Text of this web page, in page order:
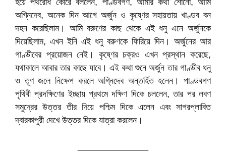
হয়ে পথরোধ কোরে বললেন, পাণ্ডবগণ, আমার কথা শোনো, আমি
অগ্নিদেব, অনেক দিন আগে অর্জুন ও কৃষ্ণের সহায়তায় খাণ্ডব বন
দহন করেছিলাম। আমি বরুণের কাছ থেকে এই ধনু এনে অর্জুনকে
দিয়েছিলাম, এখন ইনি এই ধনু বরুণকে ফিরিয়ে দিন। অর্জুনের আর
গাণ্ডীবের প্রয়োজন নেই। কৃষ্ণের চক্রও এখন প্রস্থান করেছে,
যথাকালে আবার তার কাছে যাবে। এই কথা শুনে অর্জুন তার গাণ্ডীব ধনু
ও তূণ জলে নিক্ষেপ করলে অগ্নিদেব অন্তর্হিত হলেন। পাণ্ডবগণ
পৃথিবী প্রদক্ষিণের ইচ্ছায় প্রথমে দক্ষিণ দিকে চললেন, তার পর লবণ
সমুদ্রের উত্তর তীর দিয়ে পশ্চিম দিকে এলেন এবং সাগরপ্লাবিত
দ্বারকাপুরী দেখে উত্তর দিকে যাত্রা করলেন।